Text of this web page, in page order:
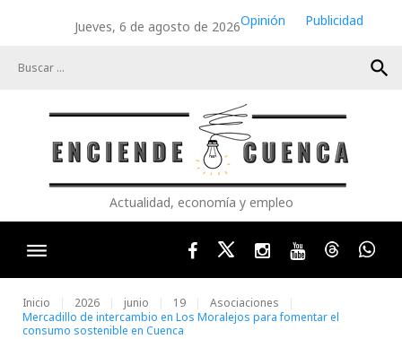
Jueves, 6 de agosto de 2026Opinión
Publicidad
search
Actualidad, economía y empleo
FacebookTwitterInstagram
YoutubeThreads
Inicio 2026 junio 19
Asociaciones
Mercadillo de intercambio en Los Moralejos para fomentar el
consumo sostenible en Cuenca